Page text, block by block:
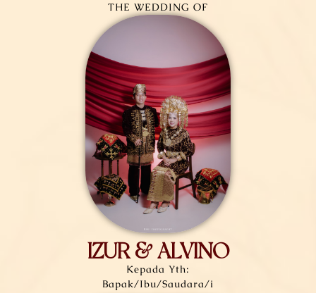
THE WEDDING OF
IZUR & ALVINO
Kepada Yth:
Bapak/Ibu/Saudara/i